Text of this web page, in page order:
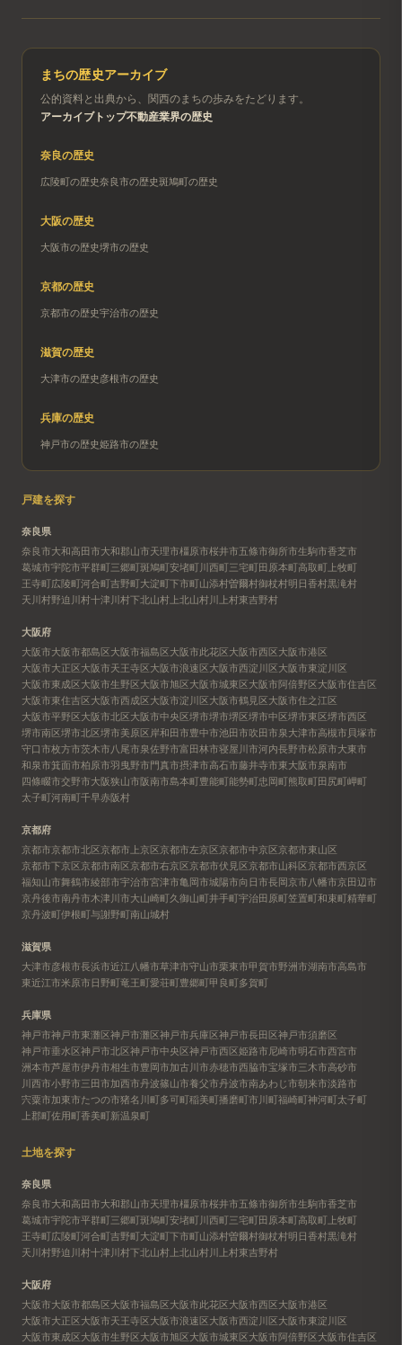
まちの歴史アーカイブ
公的資料と出典から、関西のまちの歩みをたどります。
アーカイブトップ不動産業界の歴史
奈良の歴史
広陵町の歴史奈良市の歴史斑鳩町の歴史
大阪の歴史
大阪市の歴史堺市の歴史
京都の歴史
京都市の歴史宇治市の歴史
滋賀の歴史
大津市の歴史 彦根市の歴史
兵庫の歴史
神戸市の歴史姫路市の歴史
戸建を探す
奈良県
奈良市大和高田市大和郡山市天理市橿原市桜井市五條市御所市生駒市香芝市
葛城市宇陀市平群町三郷町斑鳩町安堵町川西町三宅町田原本町高取町 上牧町
王寺町広陵町河合町吉野町大淀町下市町山添村曽爾村御杖村明日香村黒滝村
天川村野迫川村十津川村下北山村 上北山村川上村東吉野村
大阪府
大阪市大阪市都島区大阪市福島区大阪市此花区大阪市西区大阪市港区
大阪市大正区大阪市天王寺区大阪市浪速区大阪市西淀川区大阪市東淀川区
大阪市東成区大阪市生野区大阪市旭区大阪市城東区大阪市阿倍野区大阪市住吉区
大阪市東住吉区大阪市西成区大阪市淀川区大阪市鶴見区大阪市住之江区
大阪市平野区大阪市北区大阪市中央区堺市堺市堺区堺市中区堺市東区堺市西区
堺市南区堺市北区堺市美原区岸和田市豊中市池田市吹田市泉大津市高槻市 貝塚市
守口市枚方市茨木市八尾市泉佐野市富田林市寝屋川市河内長野市松原市大東市
和泉市箕面市柏原市羽曳野市門真市摂津市高石市藤井寺市東大阪市泉南市
四條畷市交野市大阪狭山市阪南市島本町豊能町能勢町忠岡町熊取町田尻町岬町
太子町河南町千早赤阪村
京都府
京都市京都市北区京都市上京区京都市左京区京都市中京区京都市東山区
京都市下京区京都市南区京都市右京区京都市伏見区京都市山科区京都市西京区
福知山市舞鶴市綾部市宇治市宮津市亀岡市城陽市向日市長岡京市八幡市京田辺市
京丹後市南丹市木津川市大山崎町久御山町井手町宇治田原町笠置町和束町精華町
京丹波町伊根町与謝野町南山城村
滋賀県
大津市彦根市長浜市近江八幡市草津市守山市栗東市甲賀市野洲市湖南市高島市
東近江市米原市日野町竜王町愛荘町豊郷町甲良町多賀町
兵庫県
神戸市神戸市東灘区神戸市灘区神戸市兵庫区神戸市長田区神戸市須磨区
神戸市垂水区神戸市北区神戸市中央区神戸市西区姫路市尼崎市明石市西宮市
洲本市芦屋市伊丹市相生市豊岡市加古川市赤穂市西脇市宝塚市三木市高砂市
川西市小野市三田市加西市丹波篠山市養父市丹波市南あわじ市朝来市淡路市
宍粟市加東市たつの市猪名川町多可町稲美町播磨町市川町福崎町神河町太子町
上郡町佐用町香美町新温泉町
土地を探す
奈良県
奈良市大和高田市大和郡山市天理市橿原市桜井市五條市御所市生駒市香芝市
葛城市宇陀市平群町三郷町斑鳩町安堵町川西町三宅町田原本町高取町 上牧町
王寺町広陵町河合町吉野町大淀町下市町山添村曽爾村御杖村明日香村黒滝村
天川村野迫川村十津川村下北山村 上北山村川上村東吉野村
大阪府
大阪市大阪市都島区大阪市福島区大阪市此花区大阪市西区大阪市港区
大阪市大正区大阪市天王寺区大阪市浪速区大阪市西淀川区大阪市東淀川区
大阪市東成区大阪市生野区大阪市旭区大阪市城東区大阪市阿倍野区大阪市住吉区